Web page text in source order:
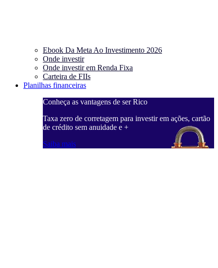
Ebook Da Meta Ao Investimento 2026
Onde investir
Onde investir em Renda Fixa
Carteira de FIIs
Planilhas financeiras
Conheça as vantagens de ser Rico
Taxa zero de corretagem para investir em ações, cartão
de crédito sem anuidade e +
Saiba mais